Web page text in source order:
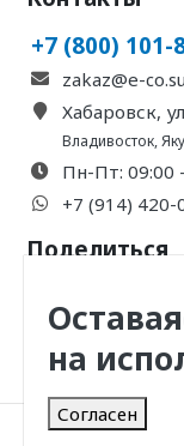
+7 (800) 101-
zakaz@e-co.su
Хабаровск,
Владивосток,
Пн-Пт: 09:00
+7 (914) 420-
Поделиться
на
Согласен